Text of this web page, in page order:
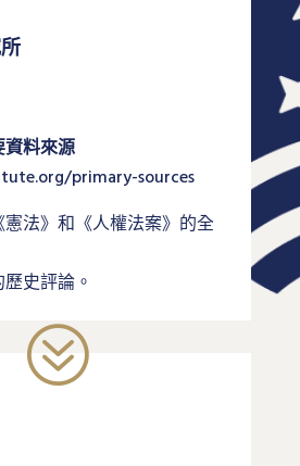
料來源
primary-sources
法》和《人權法案》的全
史評論。
?